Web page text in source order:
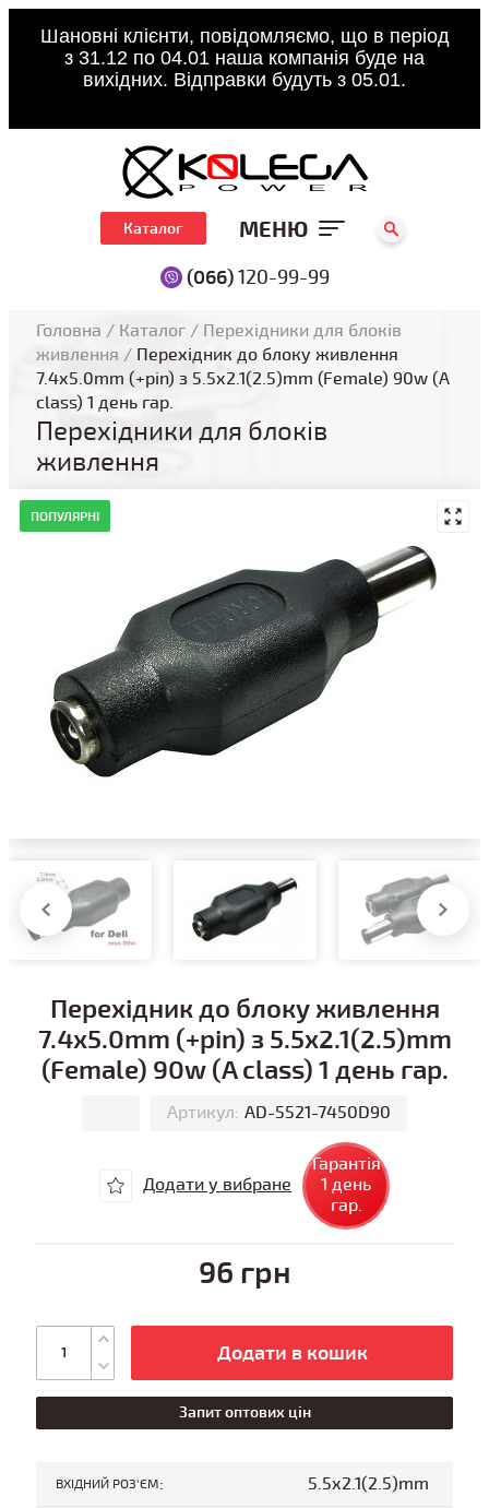
Шановні клієнти, повідомляємо, що в період
з 31.12 по 04.01 наша компанія буде на
вихідних. Відправки будуть з 05.01.
(066)120-99-99
Каталог МЕНЮ
Головна / Каталог / Перехідники для блоків
живлення / Перехідник до блоку живлення
7.4x5.0mm (+pin) з 5.5x2.1(2.5)mm (Female) 90w (A
class) 1 день гар.
Перехідники для блоків
живлення
ПОПУЛЯРНІ
Перехідник до блоку живлення
7.4x5.0mm (+pin) з 5.5x2.1(2.5)mm
(Female) 90w (A class) 1 день гар.
Артикул: AD-5521-7450D90
Додати у вибране
Гарантія
1 день
гар.
96 грн
Додати в кошик
Запит оптових цін
ВХІДНИЙ РОЗ'ЄМ: 5.5x2.1(2.5)mm